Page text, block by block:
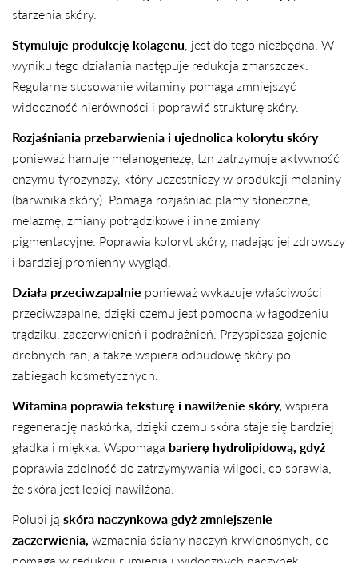
starzenia skóry.
Stymuluje produkcję kolagenu , jest do tego niezbędna. W
wyniku tego działania następuje redukcja zmarszczek.
Regularne stosowanie witaminy pomaga zmniejszyć
widoczność nierówności i poprawić strukturę skóry.
Rozjaśniania przebarwienia i ujednolica kolorytu skóry
ponieważ hamuje melanogenezę, tzn zatrzymuje aktywność
enzymu tyrozynazy, który uczestniczy w produkcji melaniny
(barwnika skóry). Pomaga rozjaśniać plamy słoneczne,
melazmę, zmiany potrądzikowe i inne zmiany
pigmentacyjne. Poprawia koloryt skóry, nadając jej zdrowszy
i bardziej promienny wygląd.
Działa przeciwzapalnie ponieważ wykazuje właściwości
przeciwzapalne, dzięki czemu jest pomocna w łagodzeniu
trądziku, zaczerwienień i podrażnień. Przyspiesza gojenie
drobnych ran, a także wspiera odbudowę skóry po
zabiegach kosmetycznych.
Witamina poprawia teksturę i nawilżenie skóry, wspiera
regenerację naskórka, dzięki czemu skóra staje się bardziej
gładka i miękka. Wspomaga barierę hydrolipidową, gdyż
poprawia zdolność do zatrzymywania wilgoci, co sprawia,
że skóra jest lepiej nawilżona.
Polubi ją skóra naczynkowa gdyż zmniejszenie
zaczerwienia, wzmacnia ściany naczyń krwionośnych, co